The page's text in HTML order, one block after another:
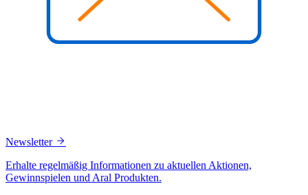
Newsletter
Erhalte regelmäßig Informationen zu aktuellen Aktionen,
Gewinnspielen und Aral Produkten.